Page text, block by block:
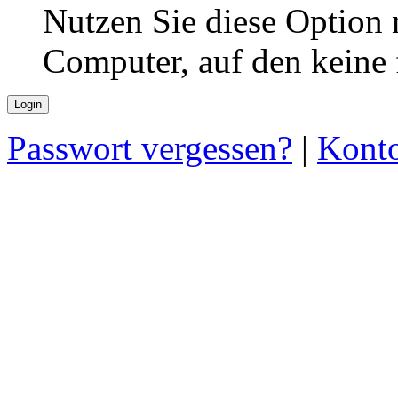
Nutzen Sie diese
Computer, auf den
Passwort vergessen? |